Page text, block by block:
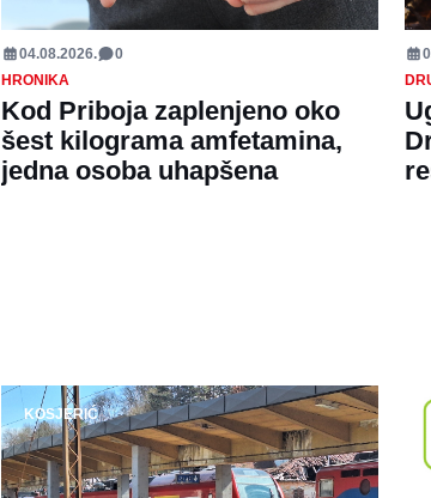
04.08.2026.
0
HRONIKA
Kod Priboja zaplenjeno oko
šest kilograma amfetamina,
jedna osoba uhapšena
KOSJERIĆ